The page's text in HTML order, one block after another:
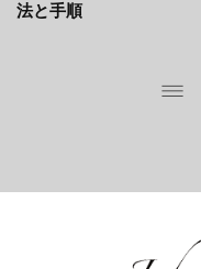
法と手順